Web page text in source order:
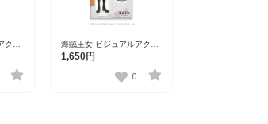
リ
海賊王女 ビジュアルアクリ
ルスタンド 槐
1,650円
0